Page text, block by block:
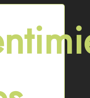
Iniciar sesion